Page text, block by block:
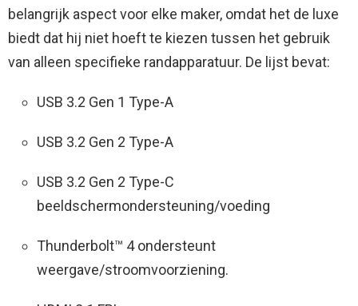
belangrijk aspect voor elke maker, omdat het de luxe
biedt dat hij niet hoeft te kiezen tussen het gebruik
van alleen specifieke randapparatuur. De lijst bevat:
USB 3.2 Gen 1 Type-A
USB 3.2 Gen 2 Type-A
USB 3.2 Gen 2 Type-C
beeldschermondersteuning/voeding
Thunderbolt™ 4 ondersteunt
weergave/stroomvoorziening.